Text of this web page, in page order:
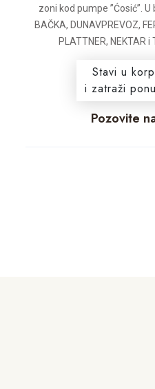
zoni kod pumpe ”Ćosić”.
BAČKA, DUNAVPREVOZ,
PLATTNER, NEKTAR i
Stavi u
i zatraži
Pozovite